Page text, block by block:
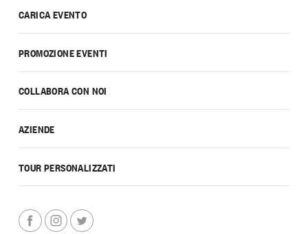
CARICA EVENTO
PROMOZIONE EVENTI
COLLABORA CON NOI
AZIENDE
TOUR PERSONALIZZATI